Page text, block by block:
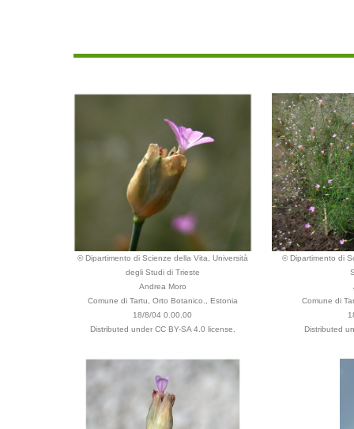
© Dipartimento di Scienze della Vita, Università
degli Studi di Trieste
Andrea Moro
Comune di Tartu, Orto Botanico., Estonia
18/8/04 0.00.00
Distributed under CC BY-SA 4.0 license.
© Dipartimento di
Comune di
Distributed